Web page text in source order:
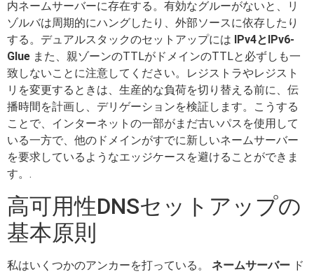
内ネームサーバーに存在する。有効なグルーがないと、リ
ゾルバは周期的にハングしたり、外部ソースに依存したり
する。デュアルスタックのセットアップには
IPv4とIPv6-
Glue また、親ゾーンのTTLがドメインのTTLと必ずしも一
致しないことに注意してください。レジストラやレジスト
リを変更するときは、生産的な負荷を切り替える前に、伝
播時間を計画し、デリゲーションを検証します。こうする
ことで、インターネットの一部がまだ古いパスを使用して
いる一方で、他のドメインがすでに新しいネームサーバー
を要求しているようなエッジケースを避けることができま
す。.
高可用性DNSセットアップの
基本原則
私はいくつかのアンカーを打っている。 ネームサーバー ド